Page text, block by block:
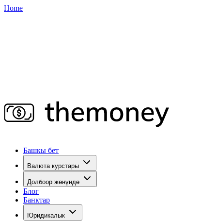
Home
Башкы бет
Валюта курстары
Долбоор жөнүндө
Блог
Банктар
Юридикалык